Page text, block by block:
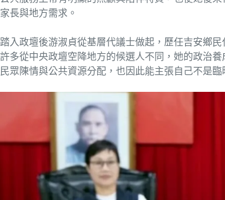
家長與地方需求。
踏入政壇後游淑貞從基層代議士做起，歷任吉安鄉
許多從中央政壇空降地方的候選人不同，她的政治
民眾陳情與公共資源分配，也因此能主張自己不是